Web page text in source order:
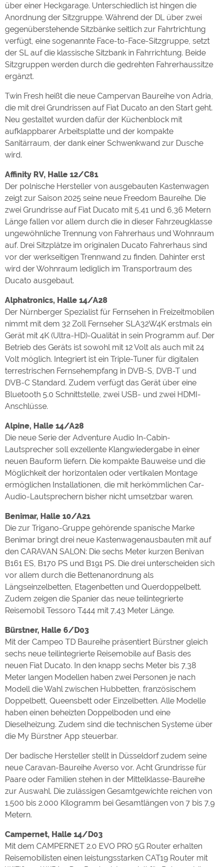
über einer Heckgarage. Unterschiedlich ist hingen die
Anordnung der Sitzgruppe. Während der DL über zwei
gegenüberstehende Sitzbänke seitlich zur Fahrtrichtung
verfügt, eine sogenannte Face-to-Face-Sitzgruppe, setzt
der SL auf die klassische Sitzbank in Fahrrichtung. Beide
Sitzgruppen werden durch die gedrehten Fahrerhaussitze
ergänzt.
Twin Fresh heißt die neue Campervan Baureihe von Adria,
die mit drei Grundrissen auf Fiat Ducato an den Start geht.
Neu gestaltet wurden dafür der Küchenblock mit
aufklappbarer Arbeitsplatte und der kompakte
Sanitärraum, der dank einer Schwenkwand zur Dusche
wird.
Affinity RV, Halle 12/C81
Der polnische Hersteller von ausgebauten Kastenwagen
zeigt zur Saison 2025 seine neue Freedom Baureihe. Die
zwei Grundrisse auf Fiat Ducato mit 5,41 und 6,36 Metern
Länge fallen vor allem durch die in dieser Fahrzeugklasse
ungewöhnliche Trennung von Fahrerhaus und Wohnraum
auf. Drei Sitzplätze im originalen Ducato Fahrerhaus sind
vor der werkseitigen Trennwand zu finden. Dahinter erst
wird der Wohnraum lediglich im Transportraum des
Ducato ausgebaut.
Alphatronics, Halle 14/A28
Der Nürnberger Spezialist für Fernsehen in Freizeitmobilen
nimmt mit dem 32 Zoll Fernseher SLA32W4K erstmals ein
Gerät mit 4K (Ultra-HD)-Qualität in sein Programm auf. Der
Betrieb des Geräts ist sowohl mit 12 Volt als auch mit 24
Volt möglich. Integriert ist ein Triple-Tuner für digitalen
terrestrischen Fernsehempfang in DVB-S, DVB-T und
DVB-C Standard. Zudem verfügt das Gerät über eine
Bluetooth 5.0 Schnittstelle, zwei USB- und zwei HDMI-
Anschlüsse.
Alpine, Halle 14/A28
Die neue Serie der Adventure Audio In-Cabin-
Lautsprecher soll exzellente Klangwiedergabe in einer
neuen Bauform liefern. Die kompakte Bauweise und die
Möglichkeit der horizontalen oder vertikalen Montage
ermöglichen Installationen, die mit herkömmlichen Car-
Audio-Lautsprechern bisher nicht umsetzbar waren.
Benimar, Halle 10/A21
Die zur Trigano-Gruppe gehörende spanische Marke
Benimar bringt drei neue Kastenwagenausbauten mit auf
den CARAVAN SALON: Die sechs Meter kurzen Benivan
B161 ES, B170 PS und B191 PS. Die drei unterscheiden sich
vor allem durch die Bettenanordnung als
Längseinzelbetten, Etagenbetten und Querdoppelbett.
Zudem zeigen die Spanier das neue teilintegrierte
Reisemobil Tessoro T444 mit 7,43 Meter Länge.
Bürstner, Halle 6/D03
Mit der Campeo TD Baureihe präsentiert Bürstner gleich
sechs neue teilintegrierte Reisemobile auf Basis des
neuen Fiat Ducato. In den knapp sechs Meter bis 7,38
Meter langen Modellen haben zwei Personen je nach
Modell die Wahl zwischen Hubbetten, französischem
Doppelbett, Queensbett oder Einzelbetten. Alle Modelle
haben einen beheizten Doppelboden und eine
Dieselheizung. Zudem sind die technischen Systeme über
die My Bürstner App steuerbar.
Der badische Hersteller stellt in Düsseldorf zudem seine
neue Caravan-Baureihe Averso vor. Acht Grundrisse für
Paare oder Familien stehen in der Mittelklasse-Baureihe
zur Auswahl. Die zulässigen Gesamtgewichte reichen von
1.500 bis 2.000 Kilogramm bei Gesamtlängen von 7 bis 7,9
Metern.
Campernet, Halle 14/D03
Mit dem CAMPERNET 2.0 EVO PRO 5G Router erhalten
Reisemobilisten einen leistungsstarken CAT19 Router mit